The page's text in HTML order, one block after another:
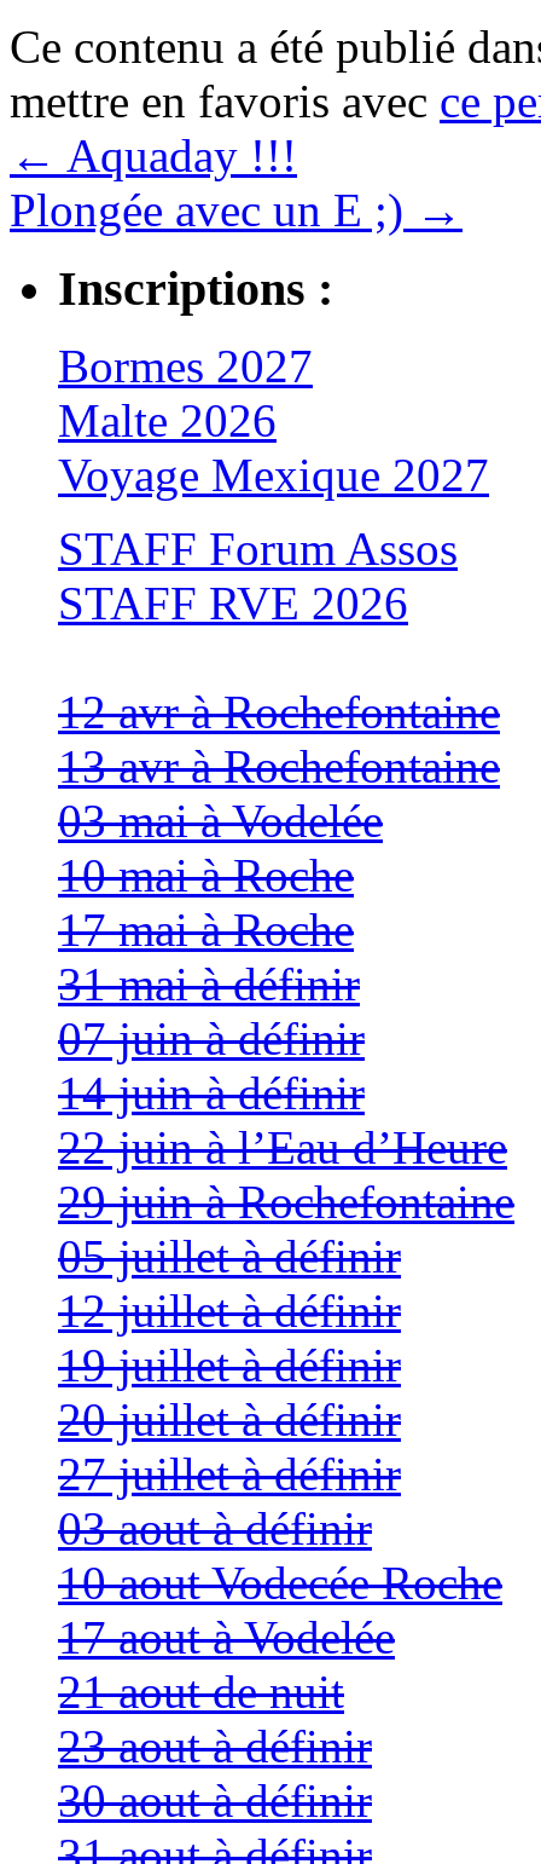
Ce contenu a été publié
mettre en favoris avec ce
← Aquaday !!!
Plongée avec un E ;) →
Inscriptions :
Bormes 2027
Malte 2026
Voyage Mexique 2027
STAFF Forum Assos
STAFF RVE 2026
12 avr à Rochefontaine
13 avr à Rochefontaine
03 mai à Vodelée
10 mai à Roche
17 mai à Roche
31 mai à définir
07 juin à définir
14 juin à définir
22 juin à l’Eau d’Heure
29 juin à Rochefontaine
05 juillet à définir
12 juillet à définir
19 juillet à définir
20 juillet à définir
27 juillet à définir
03 aout à définir
10 aout Vodecée Roche
17 aout à Vodelée
21 aout de nuit
23 aout à définir
30 aout à définir